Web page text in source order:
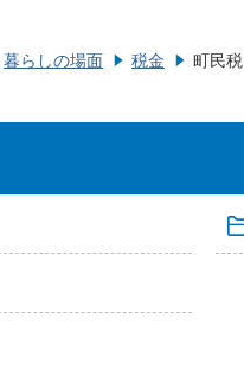
暮らしの場面 税金 町民税